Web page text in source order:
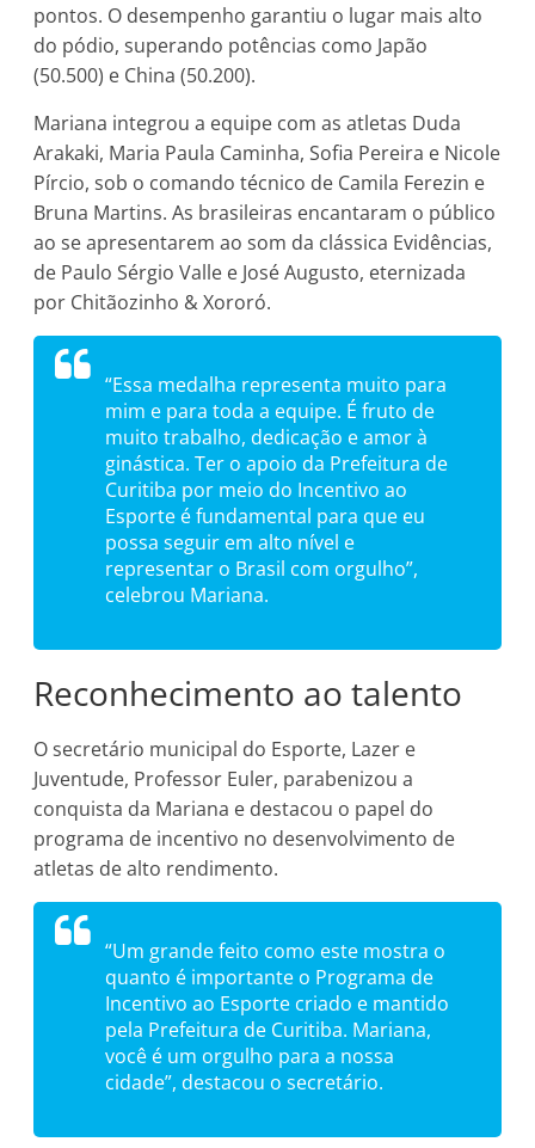
pontos. O desempenho garantiu o lugar mais alto
do pódio, superando potências como Japão
(50.500) e China (50.200).
Mariana integrou a equipe com as atletas Duda
Arakaki, Maria Paula Caminha, Sofia Pereira e Nicole
Pírcio, sob o comando técnico de Camila Ferezin e
Bruna Martins. As brasileiras encantaram o público
ao se apresentarem ao som da clássica Evidências,
de Paulo Sérgio Valle e José Augusto, eternizada
por Chitãozinho & Xororó.
“Essa medalha representa muito para
mim e para toda a equipe. É fruto de
muito trabalho, dedicação e amor à
ginástica. Ter o apoio da Prefeitura de
Curitiba por meio do Incentivo ao
Esporte é fundamental para que eu
possa seguir em alto nível e
representar o Brasil com orgulho”,
celebrou Mariana.
Reconhecimento ao talento
O secretário municipal do Esporte, Lazer e
Juventude, Professor Euler, parabenizou a
conquista da Mariana e destacou o papel do
programa de incentivo no desenvolvimento de
atletas de alto rendimento.
“Um grande feito como este mostra o
quanto é importante o Programa de
Incentivo ao Esporte criado e mantido
pela Prefeitura de Curitiba. Mariana,
você é um orgulho para a nossa
cidade”, destacou o secretário.